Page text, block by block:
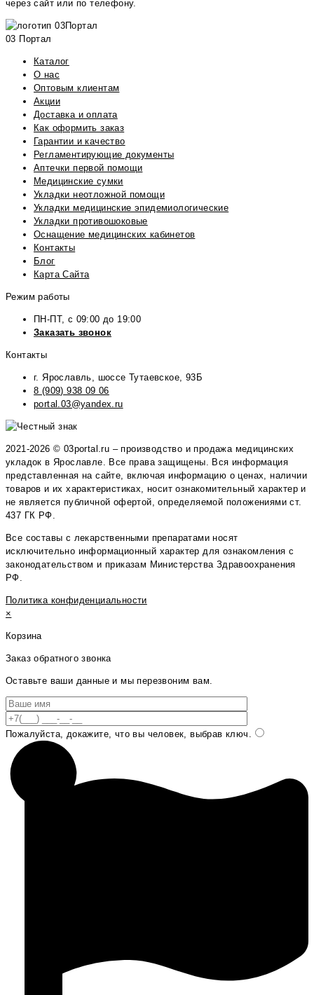
через сайт или по телефону.
03 Портал
Каталог
О нас
Оптовым клиентам
Акции
Доставка и оплата
Как оформить заказ
Гарантии и качество
Регламентирующие документы
Аптечки первой помощи
Медицинские сумки
Укладки неотложной помощи
Укладки медицинские эпидемиологические
Укладки противошоковые
Оснащение медицинских кабинетов
Контакты
Блог
Карта Сайта
Режим работы
ПН-ПТ, с 09:00 до 19:00
Заказать звонок
Контакты
г. Ярославль, шоссе Тутаевское, 93Б
8 (909) 938 09 06
portal.03@yandex.ru
2021-2026 © 03portal.ru – производство и продажа медицинских
укладок в Ярославле. Все права защищены. Вся информация
представленная на сайте, включая информацию о ценах, наличии
товаров и их характеристиках, носит ознакомительный характер и
не является публичной офертой, определяемой положениями ст.
437 ГК РФ.
Все составы с лекарственными препаратами носят
исключительно информационный характер для ознакомления с
законодательством и приказам Министерства Здравоохранения
РФ.
Политика конфиденциальности
×
Корзина
Заказ обратного звонка
Оставьте ваши данные и мы перезвоним вам.
Пожалуйста, докажите, что вы человек, выбрав ключ